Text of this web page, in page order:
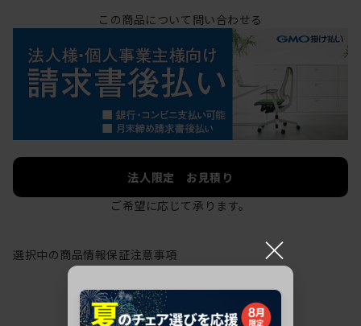
この商品について問い合わせる
法人限定 お見積り
ご希望に応じて承ります。
選択中の商品情報保証注意事項 ×